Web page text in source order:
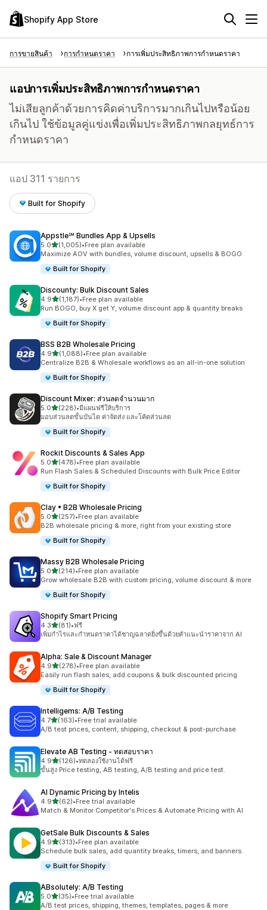
Shopify App Store
การขายสินค้า การกำหนดราคา การเพิ่มประสิทธิภาพการกำหนดราคา
แอปการเพิ่มประสิทธิภาพการกำหนดราคา
ไม่เสียลูกค้าด้วยการคิดค่าบริการมากเกินไปหรือน้อย
เกินไป ใช้ข้อมูลคู่แข่งเพื่อเพิ่มประสิทธิภาพกลยุทธ์การ
กำหนดราคา
แอป 311 รายการ
Built for Shopify
Appstle℠ Bundles App & Upsells
5.0เต็ม 5 ดาว
(1,005)
ทั้งหมด 1005 รีวิว
•Free plan available
Maximize AOV with bundles, volume discount, upsells & BOGO
Built for Shopify
Discounty: Bulk Discount Sales
4.9เต็ม 5 ดาว
(1,187)
ทั้งหมด 1187 รีวิว
•Free plan available
Run BOGO, buy X get Y, volume discount app & quantity breaks
Built for Shopify
BSS B2B Wholesale Pricing
4.9เต็ม 5 ดาว
(1,088)
ทั้งหมด 1088 รีวิว
•Free plan available
Centralize B2B & Wholesale workflows as an all-in-one solution
Built for Shopify
Discount Mixer: ส่วนลดจำนวนมาก
5.0เต็ม 5 ดาว
(228)
ทั้งหมด 228 รีวิว
•มีแผนฟรีให้บริการ
มอบส่วนลดขั้นบันได ค่าจัดส่ง และโค้ดส่วนลด
Built for Shopify
Rockit Discounts & Sales App
5.0เต็ม 5 ดาว
(478)
ทั้งหมด 478 รีวิว
•Free plan available
Run Flash Sales & Scheduled Discounts with Bulk Price Editor
Built for Shopify
Clay • B2B Wholesale Pricing
5.0เต็ม 5 ดาว
(257)
ทั้งหมด 257 รีวิว
•Free plan available
B2B wholesale pricing & more, right from your existing store
Built for Shopify
Massy B2B Wholesale Pricing
5.0เต็ม 5 ดาว
(214)
ทั้งหมด 214 รีวิว
•Free plan available
Grow wholesale B2B with custom pricing, volume discount & more
Built for Shopify
Shopify Smart Pricing
4.3เต็ม 5 ดาว
(81)
ทั้งหมด 81 รีวิว
•ฟรี
เพิ่มกำไรและกำหนดราคาได้ชาญฉลาดยิ่งขึ้นด้วยคำแนะนำราคาจาก AI
Alpha: Sale & Discount Manager
4.9เต็ม 5 ดาว
(278)
ทั้งหมด 278 รีวิว
•Free plan available
Easily run flash sales, add coupons & bulk discounted pricing
Built for Shopify
Intelligems: A/B Testing
4.7เต็ม 5 ดาว
(163)
ทั้งหมด 163 รีวิว
•Free trial available
A/B test prices, content, shipping, checkout & post-purchase
Elevate AB Testing ‑ ทดสอบราคา
4.9เต็ม 5 ดาว
(126)
ทั้งหมด 126 รีวิว
•ทดลองใช้งานได้ฟรี
ขั้นสูง Price testing, AB testing, A/B testing and price test.
AI Dynamic Pricing by Intelis
4.9เต็ม 5 ดาว
(62)
ทั้งหมด 62 รีวิว
•Free trial available
Match & Monitor Competitor's Prices & Automate Pricing with AI
GetSale Bulk Discounts & Sales
4.9เต็ม 5 ดาว
(313)
ทั้งหมด 313 รีวิว
•Free plan available
Schedule bulk sales, add quantity breaks, timers, and banners.
Built for Shopify
ABsolutely: A/B Testing
5.0เต็ม 5 ดาว
(35)
ทั้งหมด 35 รีวิว
•Free trial available
A/B test prices, shipping, themes, templates, pages & more